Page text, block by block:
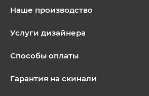
Наше производство
Услуги дизайнера
Способы оплаты
Гарантия на скинали